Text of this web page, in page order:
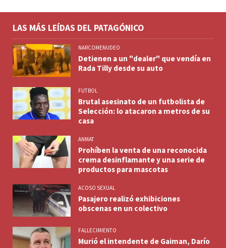
LAS MÁS LEÍDAS DEL PATAGÓNICO
NARCOMENUDEO
Detienen a un "dealer" que vendía en
Rada Tilly desde su auto
FUTBOL
Brutal asesinato de un futbolista de
Selección: lo atacaron a metros de su
casa
ANMAT
Prohíben la venta de una reconocida
crema desinflamante y una serie de
productos para mascotas
ACOSO SEXUAL
Pasajero realizó exhibiciones
obscenas en un colectivo
FALLECIMIENTO
Murió el intendente de Gaiman, Darío